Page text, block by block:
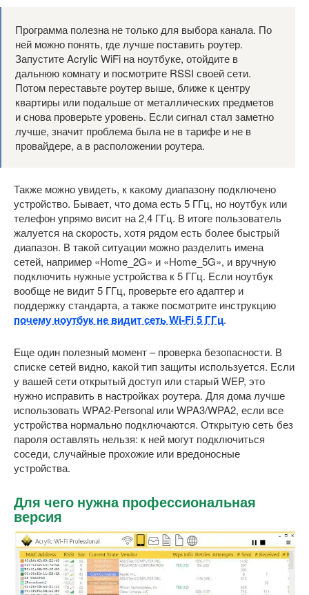
Программа полезна не только для выбора канала. По
ней можно понять, где лучше поставить роутер.
Запустите Acrylic WiFi на ноутбуке, отойдите в
дальнюю комнату и посмотрите RSSI своей сети.
Потом переставьте роутер выше, ближе к центру
квартиры или подальше от металлических предметов
и снова проверьте уровень. Если сигнал стал заметно
лучше, значит проблема была не в тарифе и не в
провайдере, а в расположении роутера.
Также можно увидеть, к какому диапазону подключено
устройство. Бывает, что дома есть 5 ГГц, но ноутбук или
телефон упрямо висит на 2,4 ГГц. В итоге пользователь
жалуется на скорость, хотя рядом есть более быстрый
диапазон. В такой ситуации можно разделить имена
сетей, например «Home_2G» и «Home_5G», и вручную
подключить нужные устройства к 5 ГГц. Если ноутбук
вообще не видит 5 ГГц, проверьте его адаптер и
поддержку стандарта, а также посмотрите инструкцию
почему ноутбук не видит сеть Wi-Fi 5 ГГц.
Еще один полезный момент – проверка безопасности. В
списке сетей видно, какой тип защиты используется. Если
у вашей сети открытый доступ или старый WEP, это
нужно исправить в настройках роутера. Для дома лучше
использовать WPA2-Personal или WPA3/WPA2, если все
устройства нормально подключаются. Открытую сеть без
пароля оставлять нельзя: к ней могут подключиться
соседи, случайные прохожие или вредоносные
устройства.
Для чего нужна профессиональная
версия